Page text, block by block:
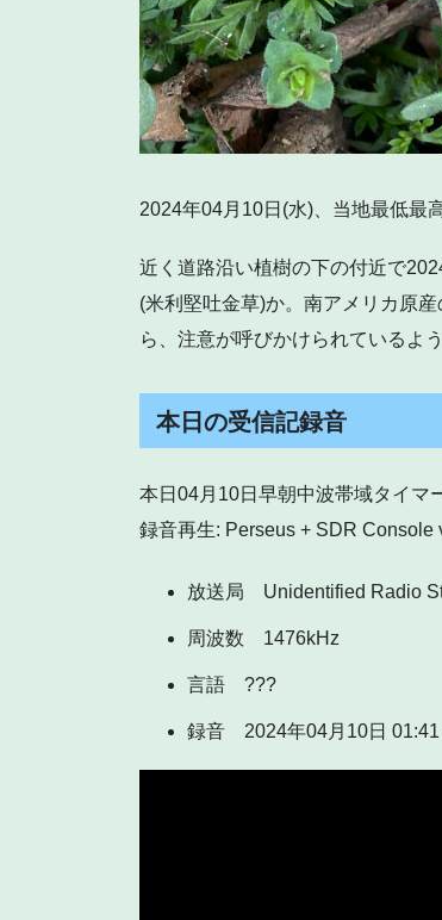
2024年04月10日(水)、当地最低最
近く道路沿い植樹の下の付近で
(米利堅吐金草)か。南アメリカ原
ら、注意が呼びかけられているよう
本日の受信記録音
本日04月10日早朝中波帯域タイマ
録音再生: Perseus + SDR Console
放送局 Unidentified Radio
周波数 1476kHz
言語 ???
録音 2024年04月10日 01:41